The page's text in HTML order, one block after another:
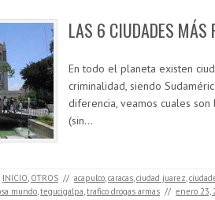
LAS 6 CIUDADES MÁS
En todo el planeta existen
criminalidad, siendo
diferencia, veamos cuales
(sin…
INICIO, OTROS // acapulco,caracas,ciudad juarez,
mundo,tegucigalpa,trafico drogas armas // enero 23,